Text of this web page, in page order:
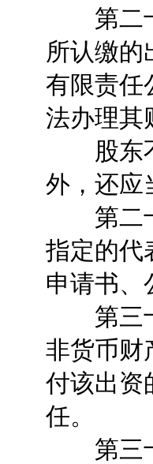
第二十
所认缴的
有限责任
法办理其
股东不
外，还应
第二十
指定的代
申请书、
第三十
非货币财
付该出资
任。
第三十